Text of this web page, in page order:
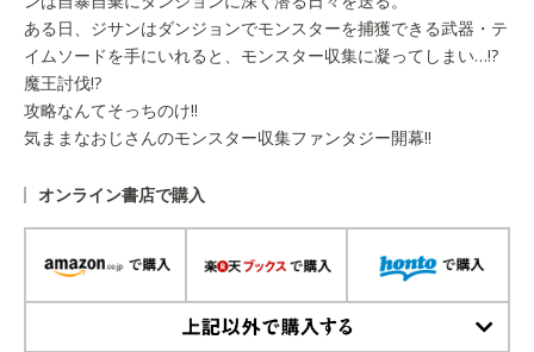
ある日、ジサンはダンジョンでモンスターを捕獲できる武器・テ
イムソードを手にいれると、モンスター収集に凝ってしまい…!?
魔王討伐!?
攻略なんてそっちのけ!!
気ままなおじさんのモンスター収集ファンタジー開幕!!
オンライン書店で購入